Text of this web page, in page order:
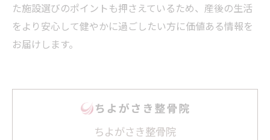
た施設選びのポイントも押さえているため、産後の生活
をより安心して健やかに過ごしたい方に価値ある情報を
お届けします。
ちよがさき整骨院